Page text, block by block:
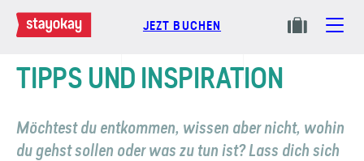
JEZT BUCHEN
TIPPS UND INSPIRATION
Möchtest du entkommen, wissen aber nicht, wohin
du gehst sollen oder was zu tun ist? Lass dich sich